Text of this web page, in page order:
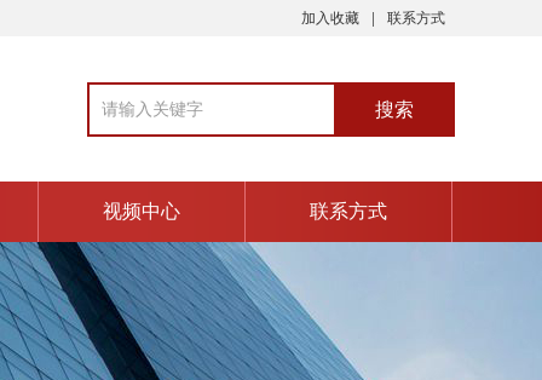
加入收藏 联系方式
视频中心 联系方式